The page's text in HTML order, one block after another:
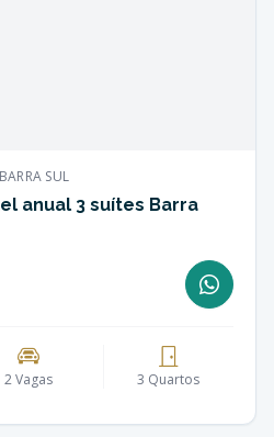
SUL
anual 3 suítes Barra
2 Vagas 3 Quartos